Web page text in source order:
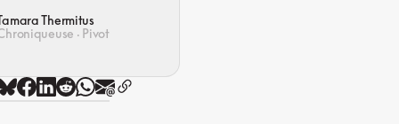
Thermitus
· Pivot